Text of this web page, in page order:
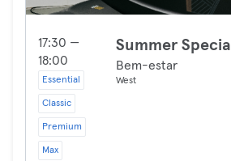
17:30 —
18:00
Essential
Classic
Premium
Max
Summer Special
Bem-estar
West